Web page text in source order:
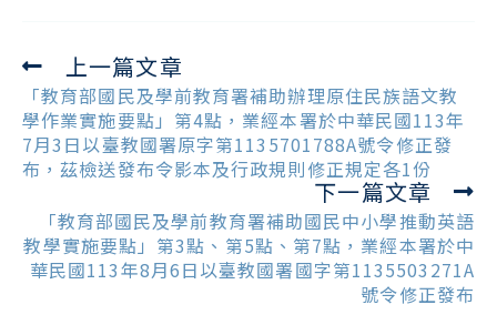
Read
more
articles
上一篇文章
「教育部國民及學前教育署補助辦理原住民族語文教
學作業實施要點」第4點，業經本署於中華民國113年
7月3日以臺教國署原字第1135701788A號令修正發
布，茲檢送發布令影本及行政規則修正規定各1份
下一篇文章
「教育部國民及學前教育署補助國民中小學推動英語
教學實施要點」第3點、第5點、第7點，業經本署於中
華民國113年8月6日以臺教國署國字第1135503271A
號令修正發布